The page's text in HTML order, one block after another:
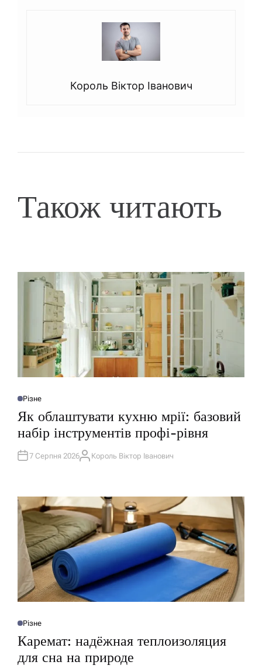
Король Віктор Іванович
Також читають
О
У
Л
І
У
В
Різне
Як облаштувати кухню мрії: базовий
набір інструментів профі-рівня
7 Серпня 2026А
Король Віктор Іванович
О
Л
І
Різне
Каремат: надёжная теплоизоляция
для сна на природе